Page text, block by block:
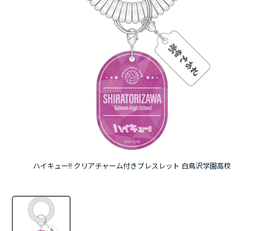
薬屋のひとりごと 夏の園遊会2026
アニメ『僕のヒーローアカデミア』10周年
ハイキュー!!ジャージ＆ユニフォーム
『無職転生Ⅲ ～異世界行ったら本気だす～』
『ふつつかな悪女ではございますが ～雛宮蝶鼠と
ハイキュー!! クリアチャーム付きブレスレット 白鳥沢学園高校